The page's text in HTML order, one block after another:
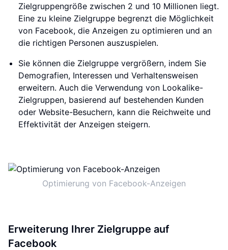
Zielgruppengröße zwischen 2 und 10 Millionen liegt.
Eine zu kleine Zielgruppe begrenzt die Möglichkeit
von Facebook, die Anzeigen zu optimieren und an
die richtigen Personen auszuspielen.
Sie können die Zielgruppe vergrößern, indem Sie
Demografien, Interessen und Verhaltensweisen
erweitern. Auch die Verwendung von Lookalike-
Zielgruppen, basierend auf bestehenden Kunden
oder Website-Besuchern, kann die Reichweite und
Effektivität der Anzeigen steigern.
Optimierung von Facebook-Anzeigen
Erweiterung Ihrer Zielgruppe auf
Facebook